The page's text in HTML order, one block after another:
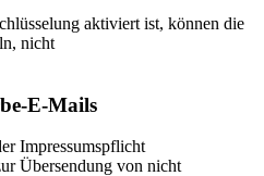
aktiviert ist, können die
nicht
E-Mails
Impressumspflicht
Übersendung von nicht